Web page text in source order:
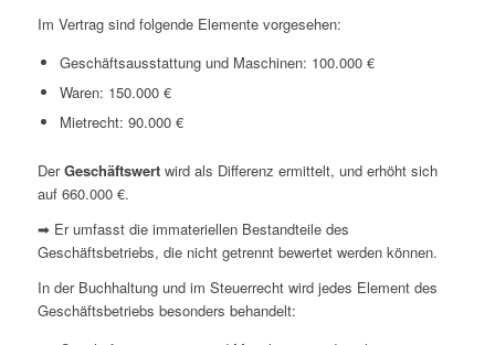
Im Vertrag sind folgende Elemente vorgesehen:
Geschäftsausstattung und Maschinen: 100.000 €
Waren: 150.000 €
Mietrecht: 90.000 €
DerGeschäftswertwird als Differenz ermittelt, und erhöht sich
auf 660.000 €.
➡ Er umfasst die immateriellen Bestandteile des
Geschäftsbetriebs, die nicht getrennt bewertet werden können.
In der Buchhaltung und im Steuerrecht wird jedes Element des
Geschäftsbetriebs besonders behandelt: